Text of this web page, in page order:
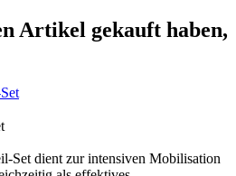
Artikel gekauft haben,
Set dient zur intensiven Mobilisation